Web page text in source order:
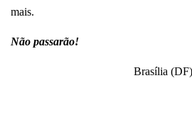
mais.
Não passarão!
Brasília